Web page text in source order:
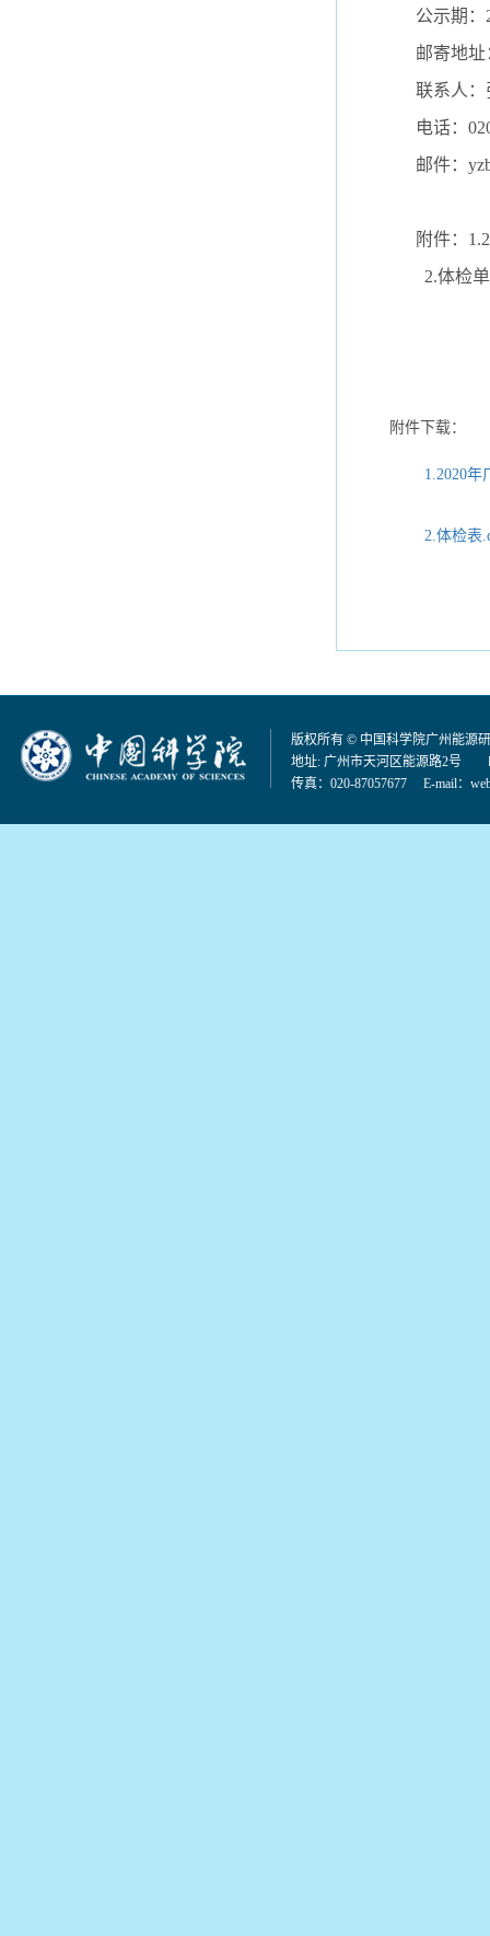
公示期：
邮寄地
联系人：
电话：
邮件：
附件：
2.体检单
附件下载：
1.2020
2.体检表
版权所有 © 中国科学院广州能源
地址: 广州市天河区能源路2号
传真：020-87057677 E-mail：